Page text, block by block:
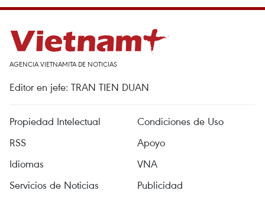
AGENCIA VIETNAMITA DE NOTICIAS
Editor en jefe: TRAN TIEN DUAN
Propiedad Intelectual
Condiciones de Uso
RSS
Apoyo
Idiomas
VNA
Servicios de Noticias
Publicidad